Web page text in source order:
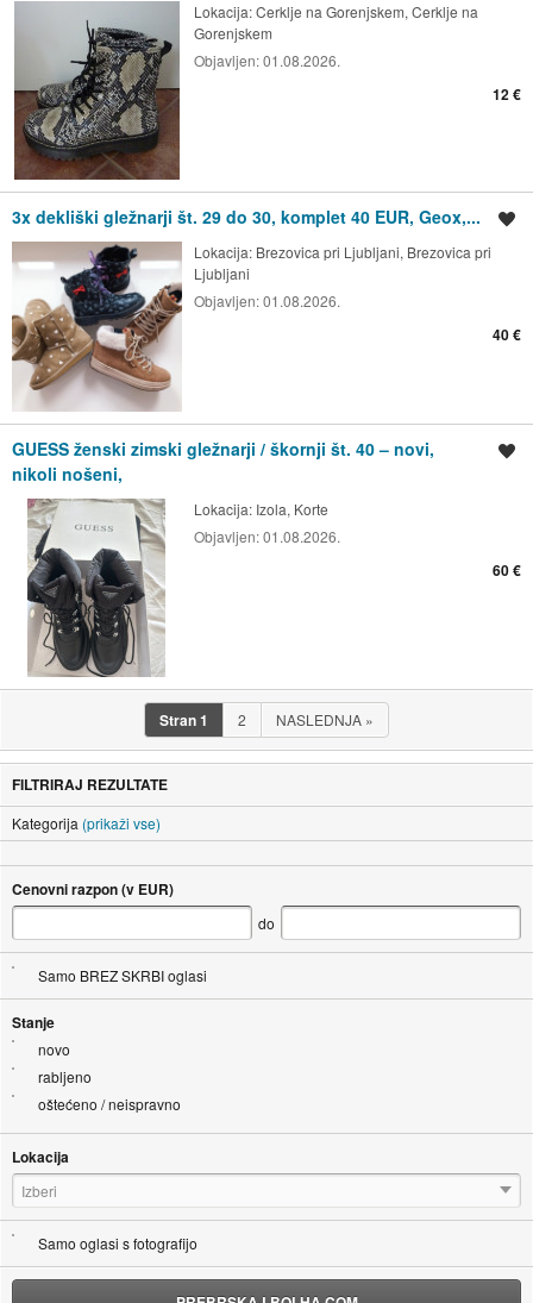
Lokacija:Cerklje na Gorenjskem, Cerklje na
Gorenjskem
Objavljen:01.08.2026.
12 €
3x dekliški gležnarji št. 29 do 30, komplet 40 EUR, Geox,...
Lokacija: Brezovica pri Ljubljani, Brezovica pri
Ljubljani
Objavljen:01.08.2026.
40 €
GUESS ženski zimski gležnarji / škornji št. 40 – novi,
nikoli nošeni,
Lokacija: Izola, Korte
Objavljen:01.08.2026.
60 €
Stran1 2 NASLEDNJA »
FILTRIRAJ REZULTATE
Kategorija (prikaži vse)
Cenovni razpon (v EUR)
do
Samo BREZ SKRBI oglasi
Stanje
novo
rabljeno
oštećeno / neispravno
Lokacija
Izberi
Samo oglasi s fotografijo